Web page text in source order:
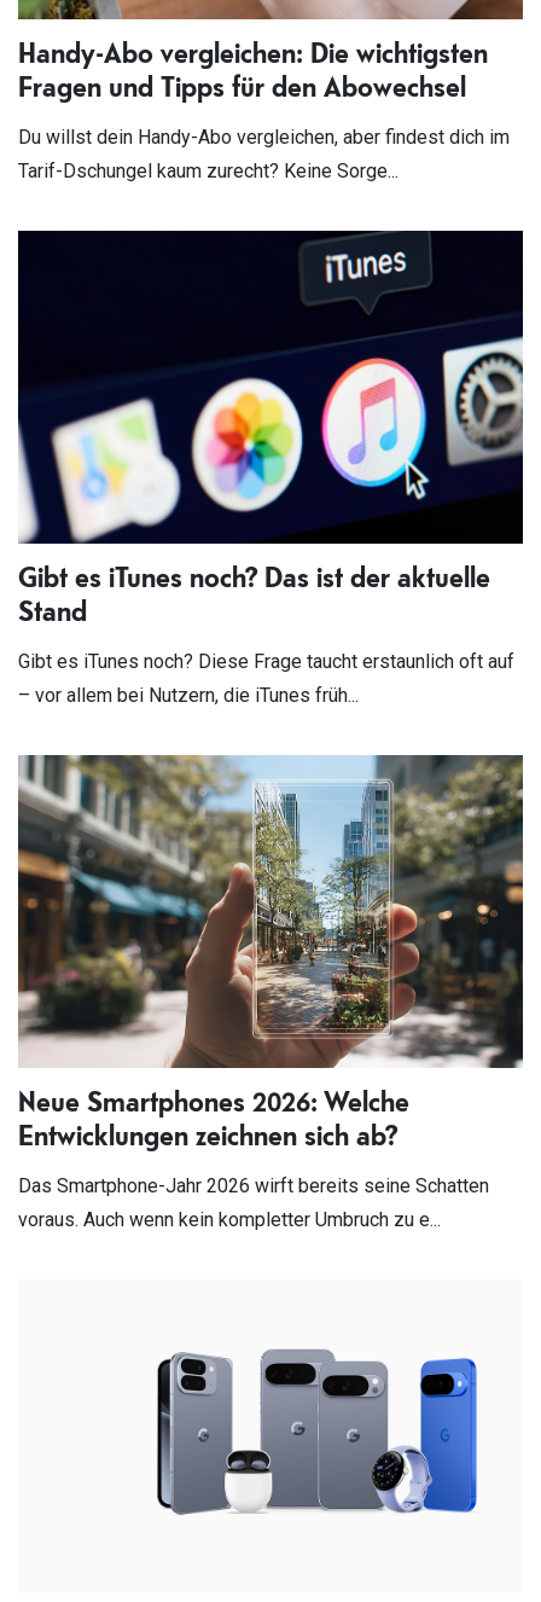
Handy-Abo vergleichen: Die wichtigsten
Fragen und Tipps für den Abowechsel
Du willst dein Handy-Abo vergleichen, aber findest dich im
Tarif-Dschungel kaum zurecht? Keine Sorge...
Gibt es iTunes noch? Das ist der aktuelle
Stand
Gibt es iTunes noch? Diese Frage taucht erstaunlich oft auf
– vor allem bei Nutzern, die iTunes früh...
Neue Smartphones 2026: Welche
Entwicklungen zeichnen sich ab?
Das Smartphone-Jahr 2026 wirft bereits seine Schatten
voraus. Auch wenn kein kompletter Umbruch zu e...